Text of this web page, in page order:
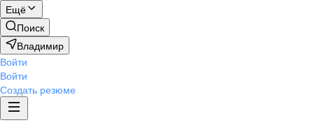
Ещё
Поиск
Владимир
Войти
Войти
Создать резюме